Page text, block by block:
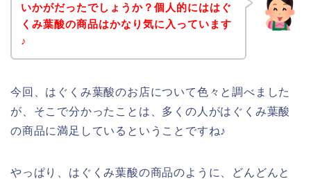
いかがだったでしょうか？個人的にははぐ
くみ葉酸の商品はかなり気に入っています
♪
今回、はぐくみ葉酸のお店について色々と調べました
が、そこで分かったことは、多くの人がはぐくみ葉酸
の商品に満足しているということですね♪
やっぱり、はぐくみ葉酸の商品のように、どんどんと